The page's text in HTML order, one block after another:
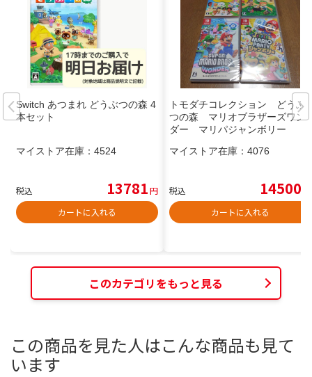
Switch あつまれ どうぶつの森 4
本セット
マイストア在庫： 4524
税込 13781円
カートに入れる
トモダチコレクション どうぶ
つの森 マリオブラザーズワン
ダー マリパジャンボリー
マイストア在庫： 4076
税込 14500
カートに入れる
このカテゴリをもっと見る
この商品を見た人はこんな商品も見て
います